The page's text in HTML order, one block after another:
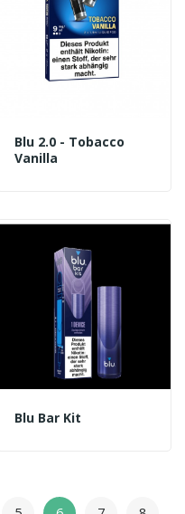
Blu 2.0 - Tobacco
Vanilla
Blu Bar Kit